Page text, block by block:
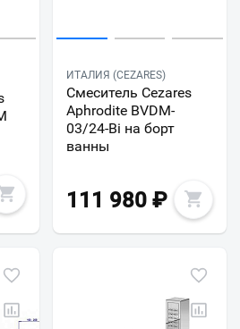
ИТАЛИЯ (CEZARES)
Смеситель Cezares
Aphrodite BVDM-
03/24-Bi на борт
ванны
111 980 ₽